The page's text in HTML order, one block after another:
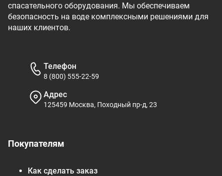
спасательного оборудования. Мы обеспечиваем
безопасность на воде комплексными решениями для
наших клиентов.
Покупателям
Как сделать заказ
Телефон
8 (800) 555-22-59
Адрес
125459 Москва, Походный пр-д, 23